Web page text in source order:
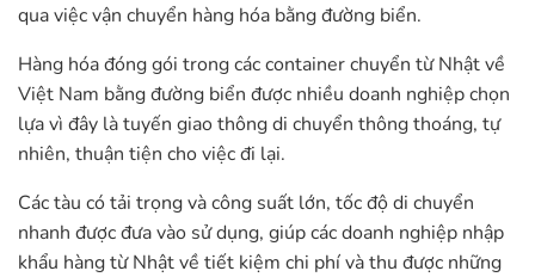
qua việc vận chuyển hàng hóa bằng đường biển.
Hàng hóa đóng gói trong các container chuyển từ Nhật về
Việt Nam bằng đường biển được nhiều doanh nghiệp chọn
lựa vì đây là tuyến giao thông di chuyển thông thoáng, tự
nhiên, thuận tiện cho việc đi lại.
Các tàu có tải trọng và công suất lớn, tốc độ di chuyển
nhanh được đưa vào sử dụng, giúp các doanh nghiệp nhập
khẩu hàng từ Nhật về tiết kiệm chi phí và thu được những